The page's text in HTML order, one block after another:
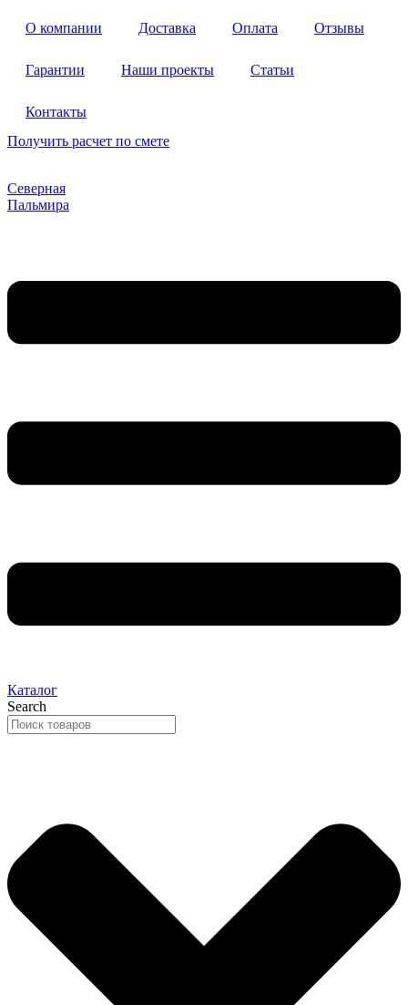
О компании Доставка Оплата Отзывы
Гарантии Наши проекты Статьи
Контакты
Получить расчет по смете
Северная
Пальмира
Каталог
Search